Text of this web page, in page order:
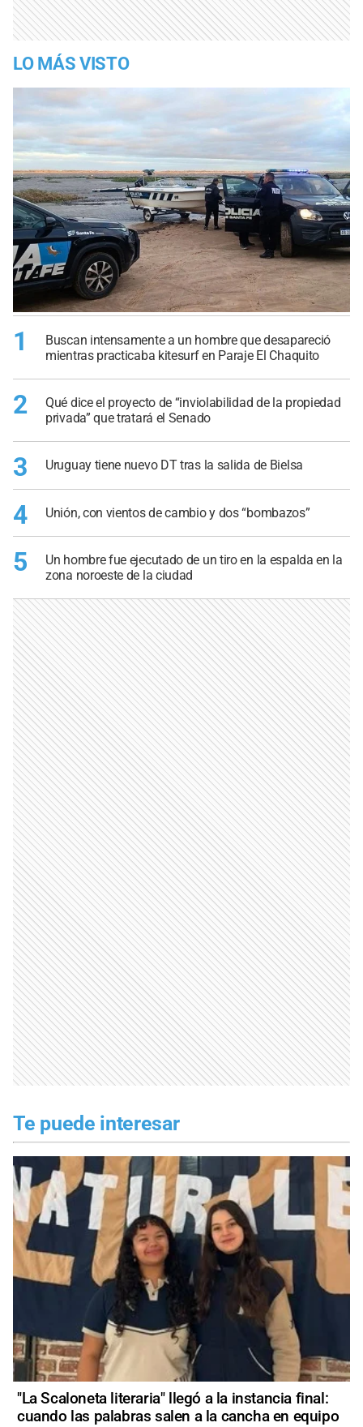
LO MÁS VISTO
1
Buscan intensamente a un hombre que desapareció
mientras practicaba kitesurf en Paraje El Chaquito
2
Qué dice el proyecto de “inviolabilidad de la propiedad
privada” que tratará el Senado
3 Uruguay tiene nuevo DT tras la salida de Bielsa
4 Unión, con vientos de cambio y dos “bombazos”
5
Un hombre fue ejecutado de un tiro en la espalda en la
zona noroeste de la ciudad
Te puede interesar
"La Scaloneta literaria" llegó a la instancia final:
cuando las palabras salen a la cancha en equipo